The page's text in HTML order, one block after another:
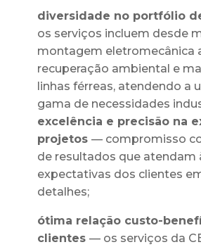
diversidade no portfólio
os serviços incluem desde
montagem eletromecânica
recuperação ambiental e
linhas férreas, atendendo a
gama de necessidades
excelência e precisão na
projetos — compromisso
de resultados que atendam
expectativas dos clientes
detalhes;
ótima relação custo-
clientes — os serviços da